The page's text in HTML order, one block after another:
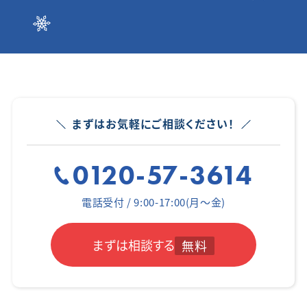
まずはお気軽にご相談ください！
0120-57-3614
電話受付 / 9:00-17:00(月～金)
まずは相談する 無料